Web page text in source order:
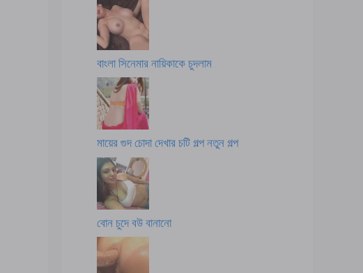
বাংলা সিনেমার নায়িকাকে চুদলাম
মায়ের গুদ চোদা দেখার চটি গল্প নতুন গল্প
বোন চুদে বউ বানানো